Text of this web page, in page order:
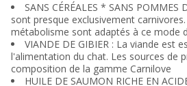
SANS CÉRÉALES * SANS POMMES
sont presque exclusivement
métabolisme sont adaptés à ce mode
VIANDE DE GIBIER : La viande est
l'alimentation du chat. Les sources de
composition de la gamme Carnilove
HUILE DE SAUMON RICHE EN